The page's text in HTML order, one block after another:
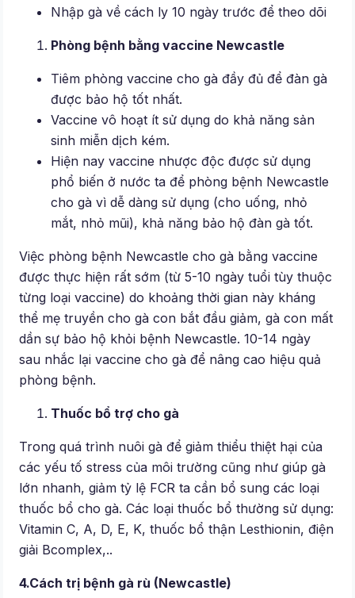
Nhập gà về cách ly 10 ngày trước để theo dõi
Phòng bệnh bằng vaccine Newcastle
Tiêm phòng vaccine cho gà đầy đủ để đàn gà
được bảo hộ tốt nhất.
Vaccine vô hoạt ít sử dụng do khả năng sản
sinh miễn dịch kém.
Hiện nay vaccine nhược độc được sử dụng
phổ biến ở nước ta để phòng bệnh Newcastle
cho gà vì dễ dàng sử dụng (cho uống, nhỏ
mắt, nhỏ mũi), khả năng bảo hộ đàn gà tốt.
Việc phòng bệnh Newcastle cho gà bằng vaccine
được thực hiện rất sớm (từ 5-10 ngày tuổi tùy thuộc
từng loại vaccine) do khoảng thời gian này kháng
thể mẹ truyền cho gà con bắt đầu giảm, gà con mất
dần sự bảo hộ khỏi bệnh Newcastle. 10-14 ngày
sau nhắc lại vaccine cho gà để nâng cao hiệu quả
phòng bệnh.
Thuốc bổ trợ cho gà
Trong quá trình nuôi gà để giảm thiểu thiệt hại của
các yếu tố stress của môi trường cũng như giúp gà
lớn nhanh, giảm tỷ lệ FCR ta cần bổ sung các loại
thuốc bổ cho gà. Các loại thuốc bổ thường sử dụng:
Vitamin C, A, D, E, K, thuốc bổ thận Lesthionin, điện
giải Bcomplex,..
4.Cách trị bệnh gà rù (Newcastle)